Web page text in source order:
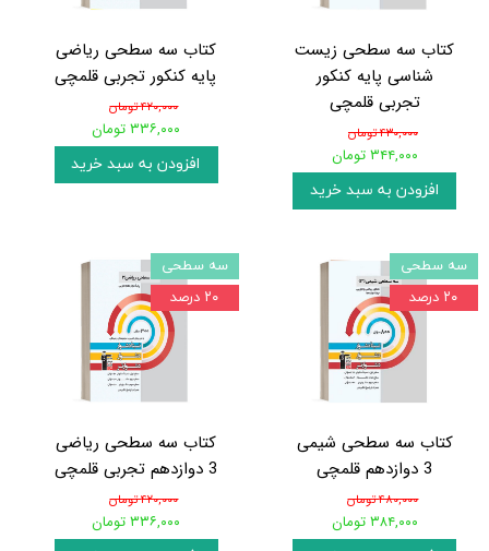
کتاب سه سطحی زیست
شناسی پایه کنکور
تجربی قلمچی
۴۳۰,۰۰۰ تومان
۳۴۴,۰۰۰ تومان
افزودن به سبد خرید
کتاب سه سطحی ریاضی
پایه کنکور تجربی قلمچی
۴۲۰,۰۰۰ تومان
۳۳۶,۰۰۰ تومان
افزودن به سبد خرید
کتاب سه سطحی شیمی
3 دوازدهم قلمچی
۴۸۰,۰۰۰ تومان
۳۸۴,۰۰۰ تومان
سه سطحی
۲۰ درصد
کتاب سه سطحی ریاضی
3 دوازدهم تجربی قلمچی
۴۲۰,۰۰۰ تومان
۳۳۶,۰۰۰ تومان
سه سطحی
۲۰ درصد